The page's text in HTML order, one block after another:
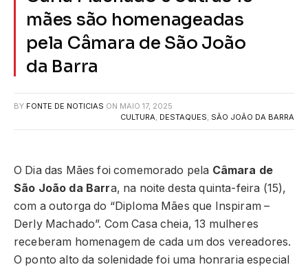
mães são homenageadas
pela Câmara de São João
da Barra
BY FONTE DE NOTICIAS ON MAIO 17, 2025
CULTURA, DESTAQUES, SÃO JOÃO DA BARRA
O Dia das Mães foi comemorado pela Câmara de
São João da Barra, na noite desta quinta-feira (15),
com a outorga do “Diploma Mães que Inspiram –
Derly Machado”. Com Casa cheia, 13 mulheres
receberam homenagem de cada um dos vereadores.
O ponto alto da solenidade foi uma honraria especial